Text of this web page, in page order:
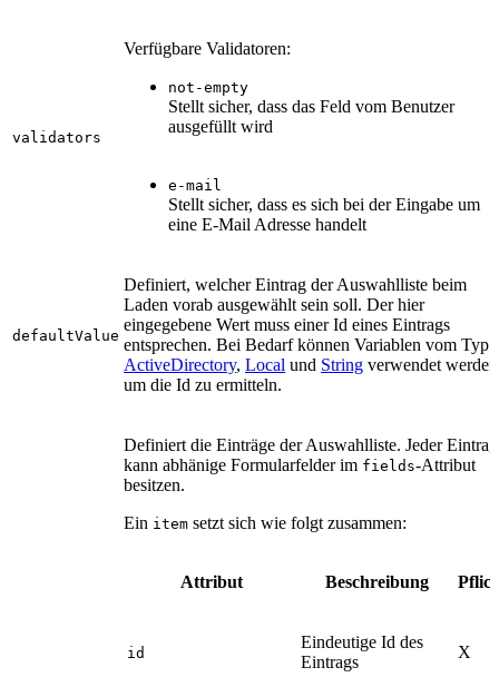
validators
Verfügbare Validatoren:
not-empty
Stellt sicher, dass das Feld vom Benutzer
ausgefüllt wird
e-mail
Stellt sicher, dass es sich bei der Eingabe um
eine E-Mail Adresse handelt
defaultValue
Definiert, welcher Eintrag der Auswahlliste beim
Laden vorab ausgewählt sein soll. Der hier
eingegebene Wert muss einer Id eines Eintrags
entsprechen. Bei Bedarf können Variablen vom Typ
ActiveDirectory, Local und String verwendet
um die Id zu ermitteln.
Definiert die Einträge der Auswahlliste. Jeder Eintrag
kann abhänige Formularfelder im fields-Attribut
besitzen.
Ein item setzt sich wie folgt zusammen:
Attribut Beschreibung
id
Eindeutige Id des
Eintrags
X